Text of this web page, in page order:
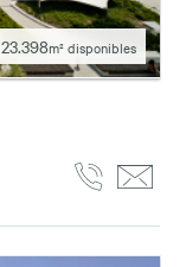
23.398m² disponibles